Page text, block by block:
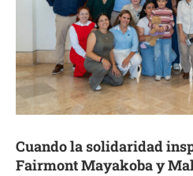
Cuando la solidaridad
Fairmont Mayakoba y